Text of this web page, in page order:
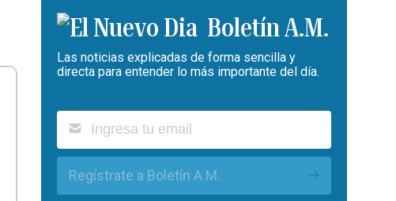
Boletín A.M.
Las noticias explicadas de forma sencilla y
directa para entender lo más importante del día.
Regístrate a Boletín A.M.